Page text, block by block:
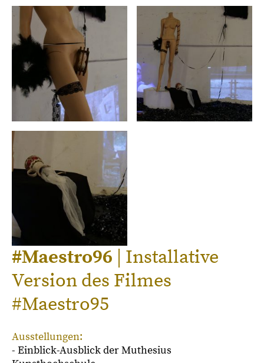
#Maestro96 | Installative
Version des Filmes
#Maestro95
Ausstellungen:
- Einblick-Ausblick der Muthesius